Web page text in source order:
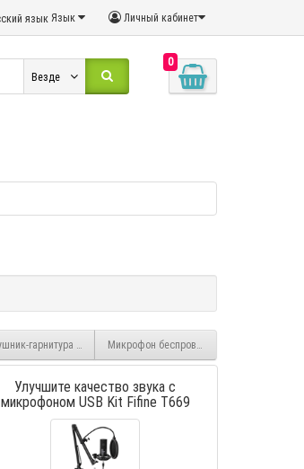
Личный кабинет
Язык
0
Везде
Наушник-гарнитура операторский DH600
Микрофон беспроводной hoco S31
Улучшите качество звука с
микрофоном USB Kit Fifine T669